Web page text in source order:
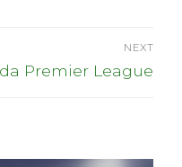
NEXT
Premier League